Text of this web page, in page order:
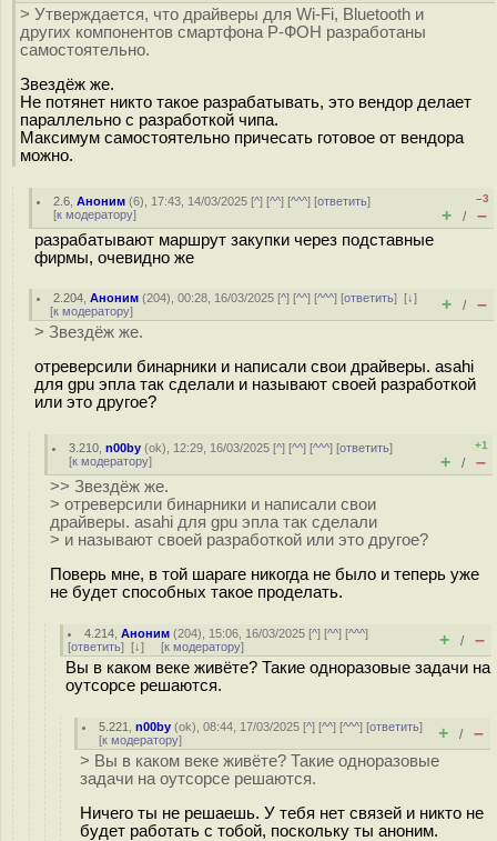
> Утверждается, что драйверы для Wi-Fi, Bluetooth и
других компонентов смартфона Р-ФОН разработаны
самостоятельно.
Звездёж же.
Не потянет никто такое разрабатывать, это вендор делает
параллельно с разработкой чипа.
Максимум самостоятельно причесать готовое от вендора
можно.
2.6 ,Аноним (6), 17:43, 14/03/2025 [^] [^^] [^^^] [ответить]
[к модератору]
–3
+ / –
разрабатывают маршрут закупки через подставные
фирмы, очевидно же
2.204 ,Аноним (204), 00:28, 16/03/2025 [^] [^^] [^^^] [ответить][↓]
[к модератору] + / –
> Звездёж же.
отреверсили бинарники и написали свои драйверы. asahi
для gpu эпла так сделали и называют своей разработкой
или это другое?
3.210 ,n00by (ok), 12:29, 16/03/2025 [^] [^^] [^^^] [ответить]
[к модератору]
+1
+ / –
>> Звездёж же.
> отреверсили бинарники и написали свои
драйверы. asahi для gpu эпла так сделали
> и называют своей разработкой или это другое?
Поверь мне, в той шараге никогда не было и теперь уже
не будет способных такое проделать.
4.214 ,Аноним (204), 15:06, 16/03/2025 [^] [^^] [^^^]
[ответить] [↓] [к модератору] + / –
Вы в каком веке живёте? Такие одноразовые задачи на
оутсорсе решаются.
5.221 ,n00by (ok), 08:44, 17/03/2025 [^] [^^] [^^^] [ответить]
[к модератору] + / –
> Вы в каком веке живёте? Такие одноразовые
задачи на оутсорсе решаются.
Ничего ты не решаешь. У тебя нет связей и никто не
будет работать с тобой, поскольку ты аноним.